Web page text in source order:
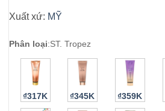
Xuất xứ: MỸ
Phân loại:ST. Tropez
₫317K ₫345K ₫359K